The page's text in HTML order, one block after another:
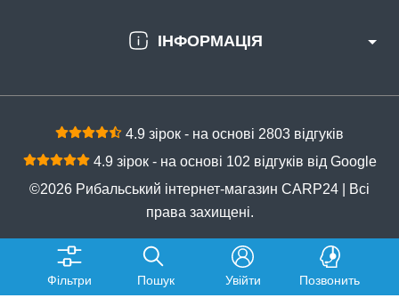
Фільтри Пошук Увійти Позвонить
Маг: 6 шт Базар: 5 шт
КУПИТИ
ІНФОРМАЦІЯ
4.9 зірок - на основі 2803 відгуків
4.9 зірок - на основі 102 відгуків від Google
©2026 Рибальський інтернет-магазин CARP24 | Всі
права захищені.